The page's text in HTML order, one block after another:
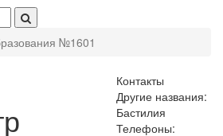
№1601
Контакты
Другие названия:
Бастилия
Телефоны: